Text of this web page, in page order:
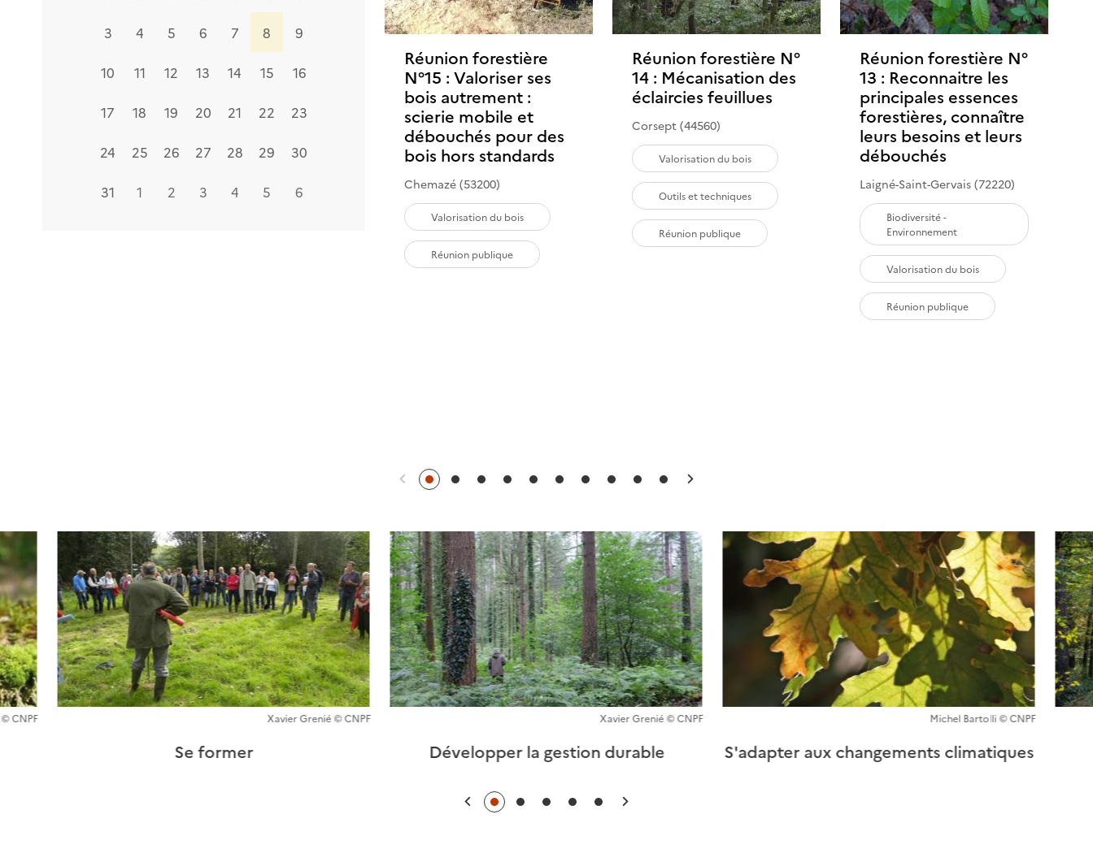
précédent
suivant
3 4 5 6 7 8 9
10 11 12 13 14 15 16
17 18 19 20 21 22 23
24 25 26 27 28 29 30
31 1 2 3 4 5 6
Réunion forestière
N°15 : Valoriser ses
bois autrement :
scierie mobile et
débouchés pour des
bois hors standards
Chemazé (53200)
Valorisation du bois
Réunion publique
Réunion forestière N°
14 : Mécanisation des
éclaircies feuillues
Corsept (44560)
Valorisation du bois
Outils et techniques
Réunion publique
Réunion forestière N°
13 : Reconnaitre les
principales essences
forestières, connaître
leurs besoins et leurs
débouchés
Laigné-Saint-Gervais (72220)
Biodiversité -
Environnement
Valorisation du bois
Réunion publique
CNPF Xavier Grenié © CNPF
Se former
Xavier Grenié © CNPF
Développer la gestion durable
Michel Bartolli © CNPF
S'adapter aux changements climatiques